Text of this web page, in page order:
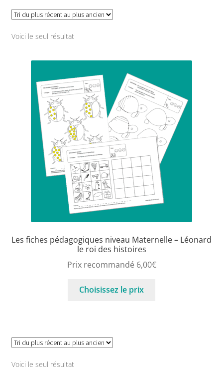
Voici le seul résultat
Les fiches pédagogiques niveau Maternelle – Léonard
le roi des histoires
Prix recommandé 6,00€
Choisissez le prix
Voici le seul résultat